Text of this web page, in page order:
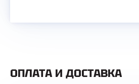
ОПЛАТА И ДОСТАВКА